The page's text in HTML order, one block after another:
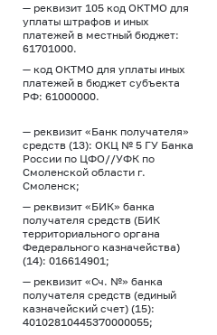
— реквизит 105 код ОКТМО для
уплаты штрафов и иных
платежей в местный бюджет:
61701000.
— код ОКТМО для уплаты иных
платежей в бюджет субъекта
РФ: 61000000.
— реквизит «Банк получателя»
средств (13): ОКЦ № 5 ГУ Банка
России по ЦФО//УФК по
Смоленской области г.
Смоленск;
— реквизит «БИК» банка
получателя средств (БИК
территориального органа
Федерального казначейства)
(14): 016614901;
— реквизит «Сч. №» банка
получателя средств (единый
казначейский счет) (15):
40102810445370000055;